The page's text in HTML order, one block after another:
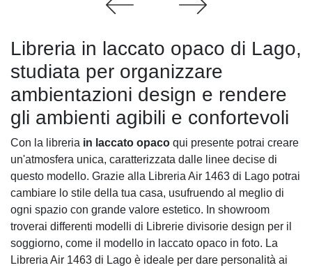
Libreria in laccato opaco di Lago,
studiata per organizzare
ambientazioni design e rendere
gli ambienti agibili e confortevoli
Con la libreria in laccato opaco qui presente potrai creare
un'atmosfera unica, caratterizzata dalle linee decise di
questo modello. Grazie alla Libreria Air 1463 di Lago potrai
cambiare lo stile della tua casa, usufruendo al meglio di
ogni spazio con grande valore estetico. In showroom
troverai differenti modelli di Librerie divisorie design per il
soggiorno, come il modello in laccato opaco in foto. La
Libreria Air 1463 di Lago è ideale per dare personalità ai